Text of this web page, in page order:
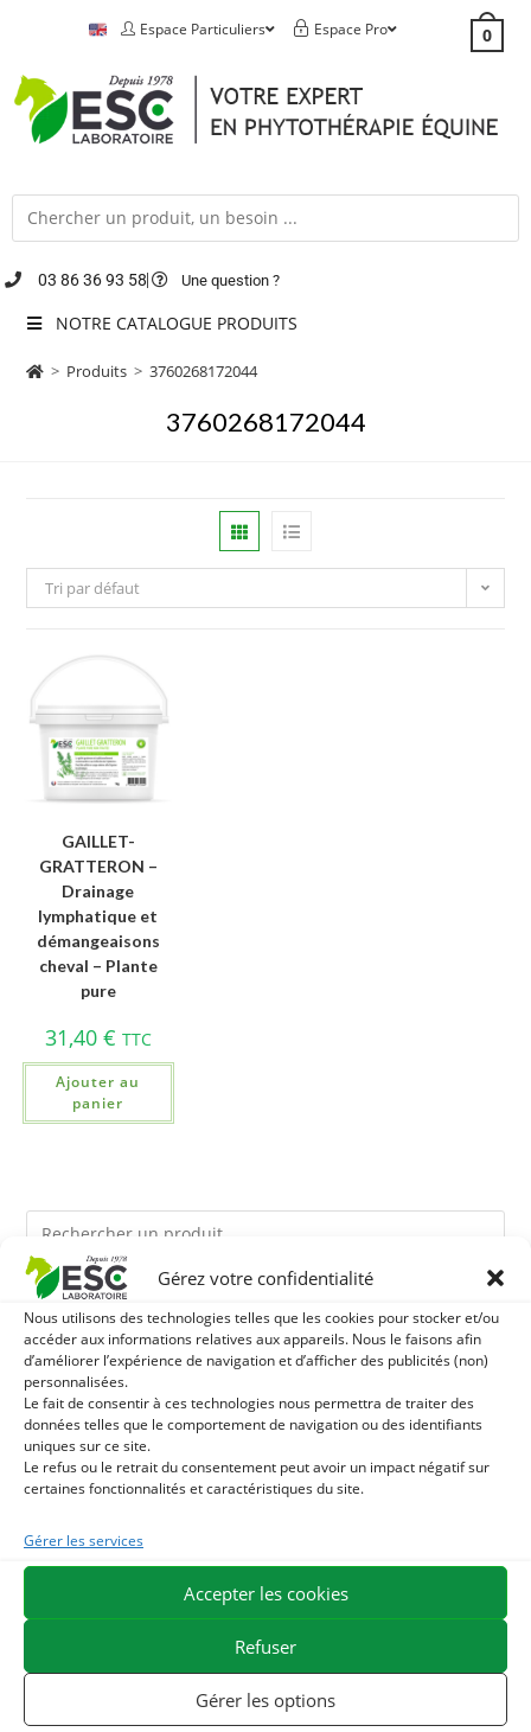
Gérez votre confidentialité
Nous utilisons des technologies telles que les cookies pour stocker et/ou
accéder aux informations relatives aux appareils. Nous le faisons afin
d’améliorer l’expérience de navigation et d’afficher des publicités (non)
personnalisées.
Le fait de consentir à ces technologies nous permettra de traiter des
données telles que le comportement de navigation ou des identifiants
uniques sur ce site.
Le refus ou le retrait du consentement peut avoir un impact négatif sur
certaines fonctionnalités et caractéristiques du site.
Gérer les services
Accepter les cookies
Refuser
Gérer les options
Espace Particuliers Espace Pro 0
03 86 36 93 58 Une question ?
NOTRE CATALOGUE PRODUITS
> Produits > 3760268172044
3760268172044
Tri par défaut
GAILLET-
GRATTERON –
Drainage
lymphatique et
démangeaisons
cheval – Plante
pure
31,40 € TTC
Ajouter au
panier
Ils pourraient vous plaire
1 BRONCHOMIX - RESPIRATION CHEVAL - MÉLANGE DE
PLANTES
2 TOURTEAU DE SOJA SANS OGM - APPORT EN
PROTÉINES ET SOUTIEN ÉNERGÉTIQUE POUR CHEVAUX
3 CHARDON-MARIE - DÉTOX FOIE CHEVAL - PLANTE PURE
COMMANDER EN LIGNE